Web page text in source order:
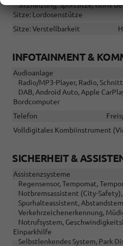
Sitzheizung, Sportsitze, Isofix
Sitze: Lordosenstütze
Sitze: Verstellbarkeit
INFOTAINMENT &
Audioanlage
Radio/MP3-Player, Radio,
DAB, Android Auto, Apple
Bordcomputer
Telefon
Volldigitales Kombiinstrument
SICHERHEIT &
Assistenzsysteme
Regensensor, Tempomat,
Notbremsassistent (City-
Spurhalteassistent,
Verkehrzeichenerkennung,
Notrufsystem,
Einparkhilfe
Selbstlenkendes System, Park